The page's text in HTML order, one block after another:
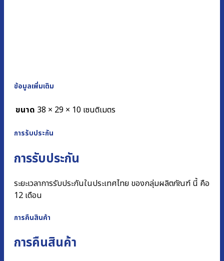
ข้อมูลเพิ่มเติม
ขนาด 38 × 29 × 10 เซนติเมตร
การรับประกัน
การรับประกัน
ระยะเวลาการรับประกันในประเทศไทย ของกลุ่มผลิตภัณฑ์ นี้ คือ
12 เดือน
การคืนสินค้า
การคืนสินค้า